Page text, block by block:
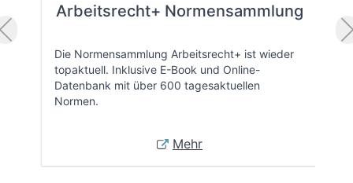
Arbeitsrecht+ Normensammlung
Die Normensammlung Arbeitsrecht+ ist wieder
topaktuell. Inklusive E-Book und Online-
Datenbank mit über 600 tagesaktuellen
Normen.
Mehr